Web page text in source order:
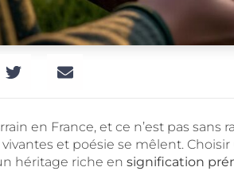
en France, et ce n’est pas sans
et poésie se mêlent. Choisir
héritage riche en signification